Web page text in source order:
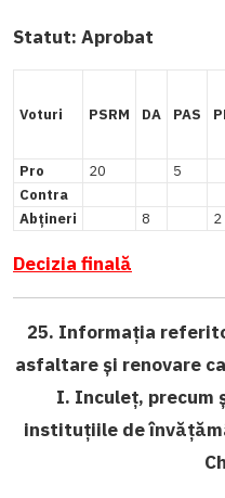
Statut: Aprobat
Voturi PSRM DA PAS
Pro 20 5
Contra
Abțineri
8 2
Decizia finală
25. Informația
asfaltare și renovare
I. Inculeț, precum
instituțiile de